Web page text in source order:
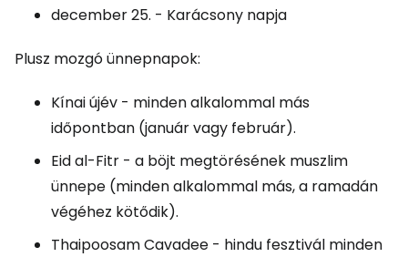
december 25. - Karácsony napja
Plusz mozgó ünnepnapok:
Kínai újév - minden alkalommal más
időpontban (január vagy február).
Eid al-Fitr - a böjt megtörésének muszlim
ünnepe (minden alkalommal más, a ramadán
végéhez kötődik).
Thaipoosam Cavadee - hindu fesztivál minden